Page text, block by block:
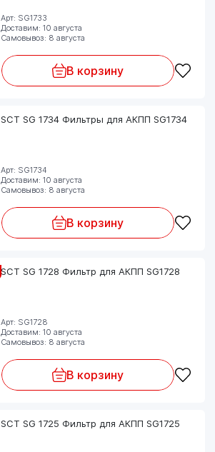
Арт: SG1733
Доставим: 10 августа
Самовывоз: 8 августа
В корзину
SCT SG 1734 Фильтры для АКПП SG1734
Арт: SG1734
Доставим: 10 августа
Самовывоз: 8 августа
В корзину
SCT SG 1728 Фильтр для АКПП SG1728
Арт: SG1728
Доставим: 10 августа
Самовывоз: 8 августа
В корзину
SCT SG 1725 Фильтр для АКПП SG1725